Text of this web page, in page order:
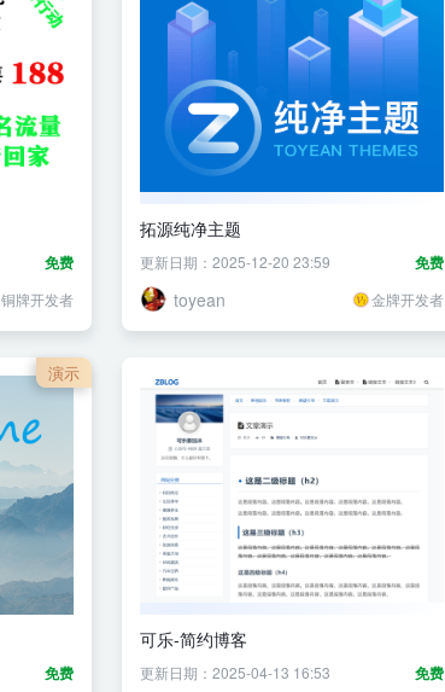
免费
铜牌开发者
拓源纯净主题
免费
更新日期：2025-12-20 23:59
toyean 金牌开发者
演示
免费
可乐-简约博客
免费
更新日期：2025-04-13 16:53